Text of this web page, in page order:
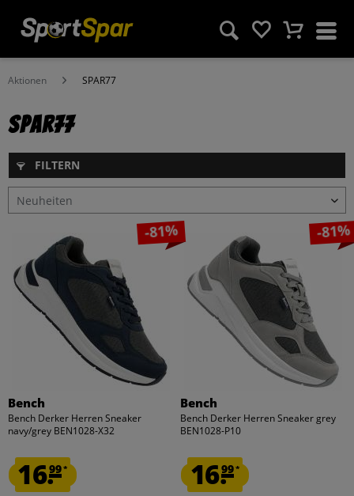
Aktionen SPAR77
SPAR77
FILTERN
-81%
Bench
Bench Derker Herren Sneaker
navy/grey BEN1028-X32
16.99*
-81%
Bench
Bench Derker Herren Sneaker grey
BEN1028-P10
16.99*